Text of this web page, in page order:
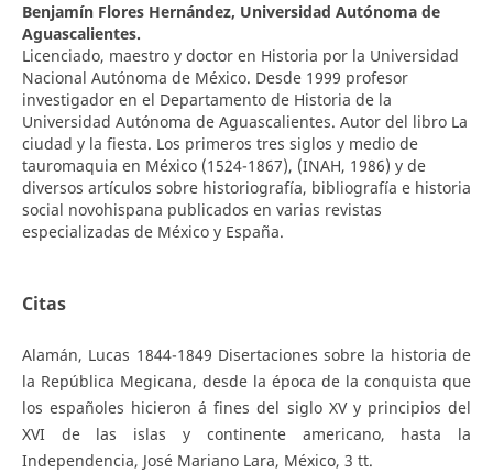
Benjamín Flores Hernández, Universidad Autónoma de
Aguascalientes.
Licenciado, maestro y doctor en Historia por la Universidad
Nacional Autónoma de México. Desde 1999 profesor
investigador en el Departamento de Historia de la
Universidad Autónoma de Aguascalientes. Autor del libro La
ciudad y la fiesta. Los primeros tres siglos y medio de
tauromaquia en México (1524-1867), (INAH, 1986) y de
diversos artículos sobre historiografía, bibliografía e historia
social novohispana publicados en varias revistas
especializadas de México y España.
Citas
Alamán, Lucas 1844-1849 Disertaciones sobre la historia de
la República Megicana, desde la época de la conquista que
los españoles hicieron á fines del siglo XV y principios del
XVI de las islas y continente americano, hasta la
Independencia, José Mariano Lara, México, 3 tt.